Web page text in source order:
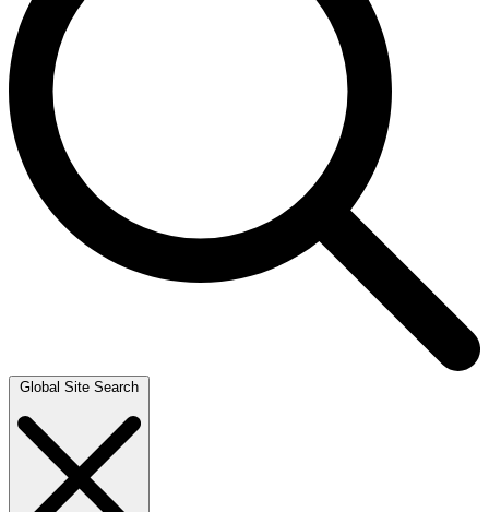
Global Site Search